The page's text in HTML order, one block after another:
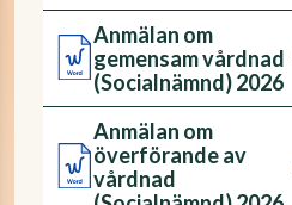
Anmälan om
gemensam vårdnad
(Socialnämnd) 2026
Anmälan om
överförande av
vårdnad